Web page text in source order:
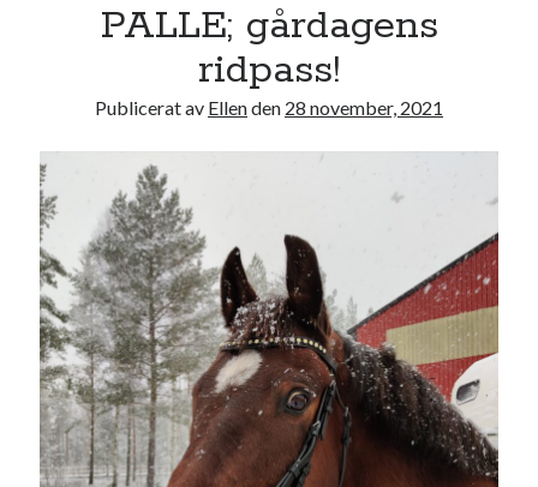
PALLE; gårdagens
ridpass!
Publicerat av Ellenden 28 november, 2021